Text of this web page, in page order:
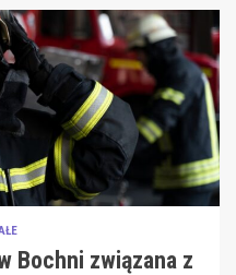
Bochni związana z